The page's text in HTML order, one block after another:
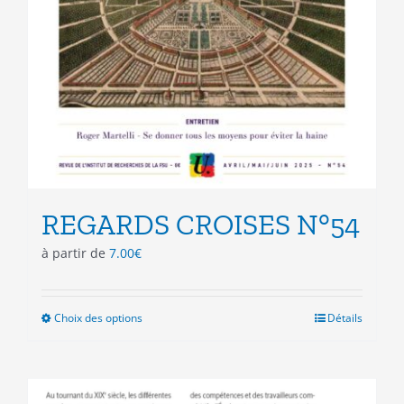
REGARDS CROISES N°54
à partir de 7.00€
Choix des optionsCe
variations.
Détails